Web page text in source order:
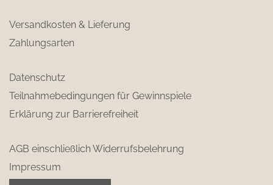
Versandkosten & Lieferung
Zahlungsarten
Datenschutz
Teilnahmebedingungen für Gewinnspiele
Erklärung zur Barrierefreiheit
AGB einschließlich Widerrufsbelehrung
Impressum